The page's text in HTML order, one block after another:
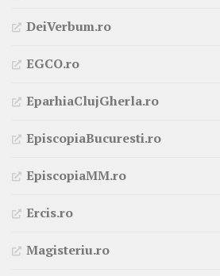
DeiVerbum.ro
EGCO.ro
EparhiaClujGherla.ro
EpiscopiaBucuresti.ro
EpiscopiaMM.ro
Ercis.ro
Magisteriu.ro